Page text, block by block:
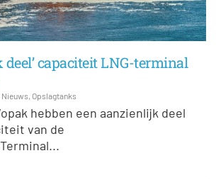
deel’ capaciteit LNG-terminal
Nieuws Opslagtanks
hebben een aanzienlijk deel
van de